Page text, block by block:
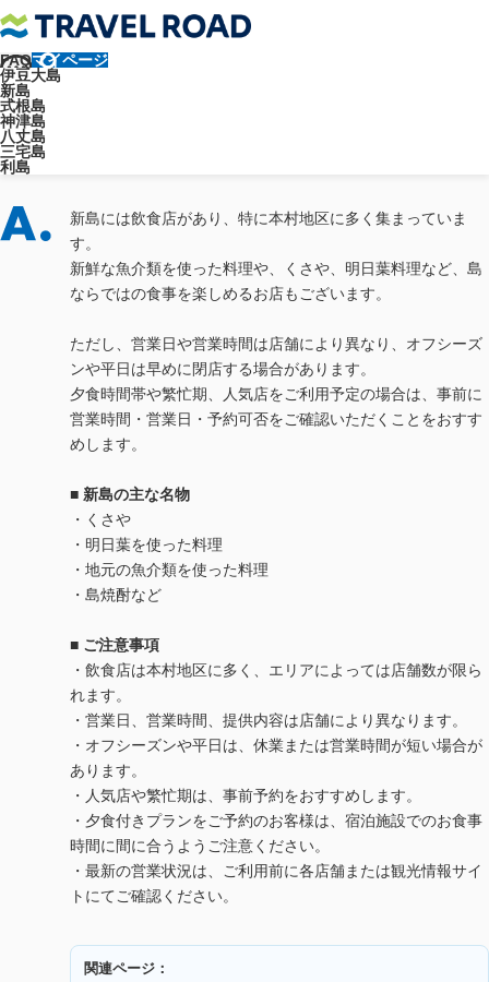
FAQマイページ
伊豆大島
新島
式根島
神津島
八丈島
三宅島
利島
トラベルロード
新島に飲食店はありますか？
新島に飲食店はありますか？
新島には飲食店があり、特に本村地区に多く集まっていま
す。
新鮮な魚介類を使った料理や、くさや、明日葉料理など、島
ならではの食事を楽しめるお店もございます。
ただし、営業日や営業時間は店舗により異なり、オフシーズ
ンや平日は早めに閉店する場合があります。
夕食時間帯や繁忙期、人気店をご利用予定の場合は、事前に
営業時間・営業日・予約可否をご確認いただくことをおすす
めします。
■ 新島の主な名物
・くさや
・明日葉を使った料理
・地元の魚介類を使った料理
・島焼酎など
■ ご注意事項
・飲食店は本村地区に多く、エリアによっては店舗数が限ら
れます。
・営業日、営業時間、提供内容は店舗により異なります。
・オフシーズンや平日は、休業または営業時間が短い場合が
あります。
・人気店や繁忙期は、事前予約をおすすめします。
・夕食付きプランをご予約のお客様は、宿泊施設でのお食事
時間に間に合うようご注意ください。
・最新の営業状況は、ご利用前に各店舗または観光情報サイ
トにてご確認ください。
関連ページ：